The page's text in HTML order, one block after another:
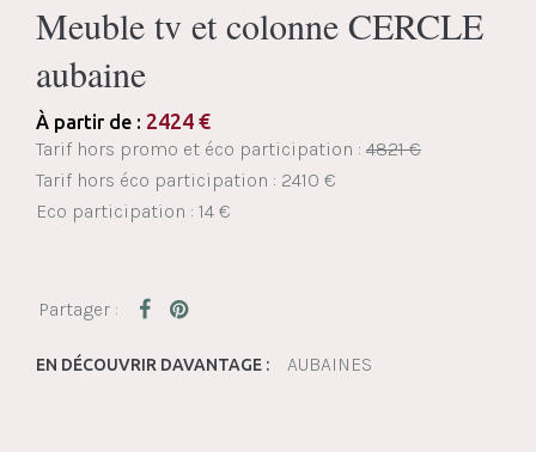
Meuble tv et colonne CERCLE
aubaine
À partir de : 2424 €
Tarif hors promo et éco participation : 4821 €
Tarif hors éco participation : 2410 €
Eco participation : 14 €
EN DÉCOUVRIR DAVANTAGE : AUBAINES